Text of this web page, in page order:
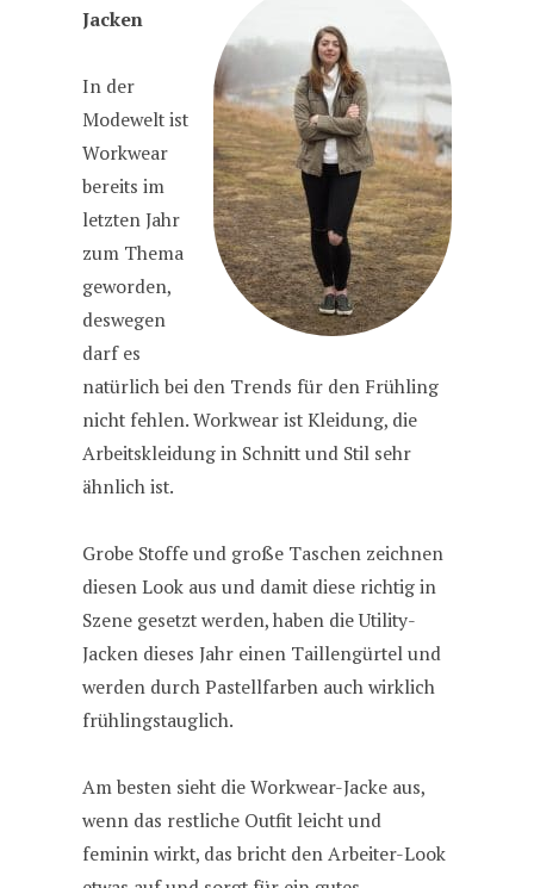
Jacken
In der
Modewelt ist
Workwear
bereits im
letzten Jahr
zum Thema
geworden,
deswegen
darf es
natürlich bei den Trends für den Frühling
nicht fehlen. Workwear ist Kleidung, die
Arbeitskleidung in Schnitt und Stil sehr
ähnlich ist.
Grobe Stoffe und große Taschen zeichnen
diesen Look aus und damit diese richtig in
Szene gesetzt werden, haben die Utility-
Jacken dieses Jahr einen Taillengürtel und
werden durch Pastellfarben auch wirklich
frühlingstauglich.
Am besten sieht die Workwear-Jacke aus,
wenn das restliche Outfit leicht und
feminin wirkt, das bricht den Arbeiter-Look